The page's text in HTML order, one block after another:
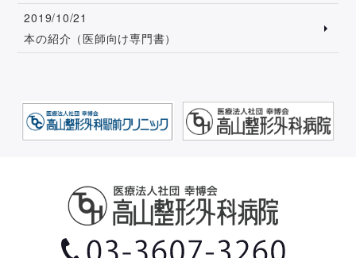
2019/10/21
本の紹介（医師向け専門書）